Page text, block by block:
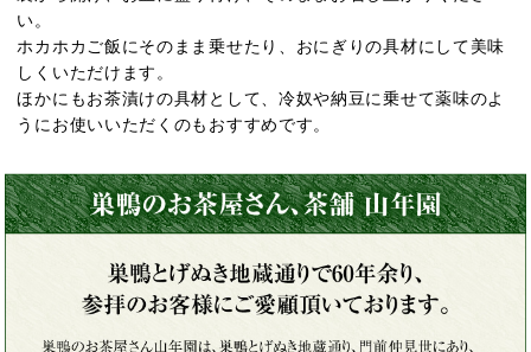
い。
ホカホカご飯にそのまま乗せたり、おにぎりの具材にして美味
しくいただけます。
ほかにもお茶漬けの具材として、冷奴や納豆に乗せて薬味のよ
うにお使いいただくのもおすすめです。